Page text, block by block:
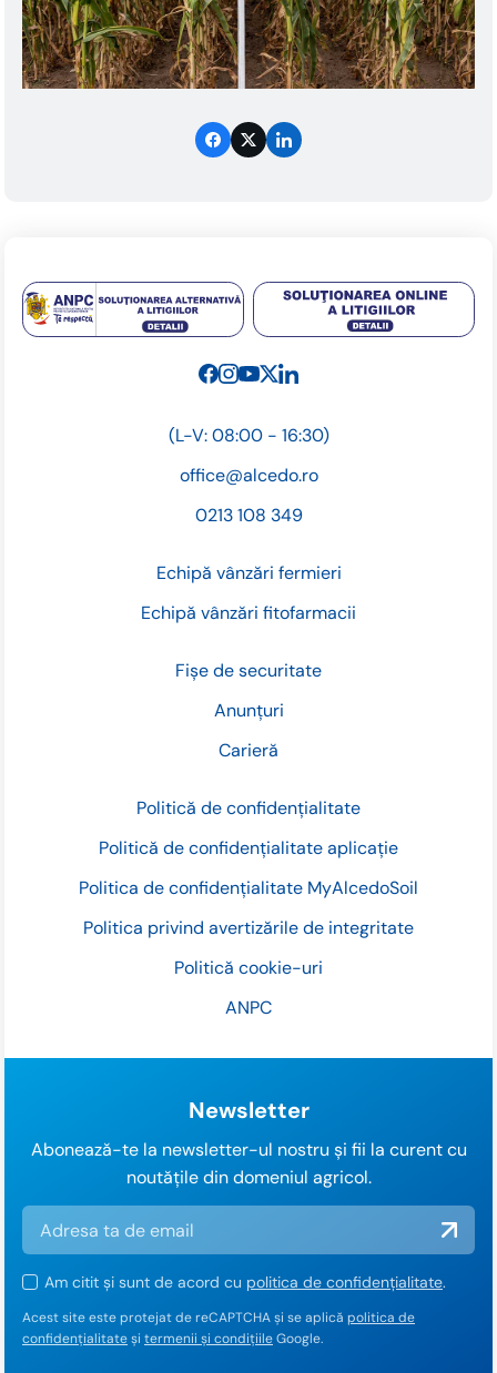
Fișe de securitate
Anunțuri
Carieră
Politică de confidențialitate
Politică de confidențialitate aplicație
Politica de confidențialitate MyAlcedoSoil
Politica privind avertizările de integritate
Politică cookie-uri
ANPC
(L-V: 08:00 - 16:30)
office@alcedo.ro
0213 108 349
Echipă vânzări fermieri
Echipă vânzări fitofarmacii
Newsletter
Abonează-te la newsletter-ul nostru și fii la curent cu
noutățile din domeniul agricol.
Am citit și sunt de acord cu politica de confidențialitate.
Acest site este protejat de reCAPTCHA și se aplică politica de
confidențialitateși termenii și condițiileGoogle.